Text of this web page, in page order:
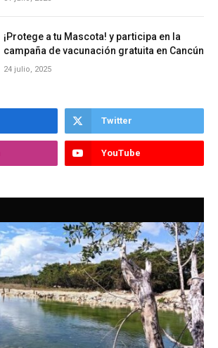
¡Protege a tu Mascota! y participa en la
campaña de vacunación gratuita en Cancún
24 julio, 2025
Twitter
YouTube